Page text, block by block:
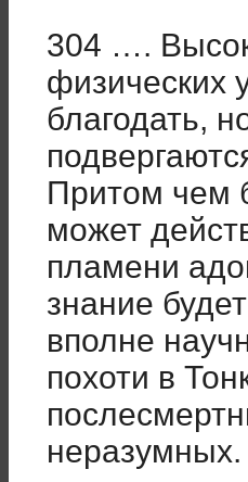
304 ….
физических
благодать,
Притом чем
может
пламени
знание
вполне
похоти в
неразумных.